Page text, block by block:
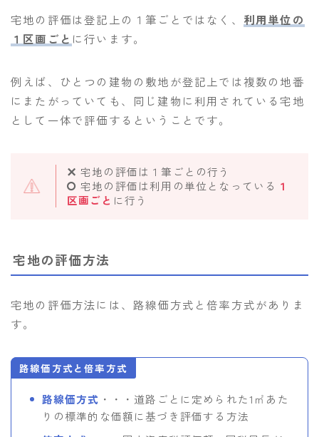
宅地の評価は登記上の１筆ごとではなく、 利用単位の
１区画ごと に行います。
例えば、ひとつの建物の敷地が登記上では複数の地番
にまたがっていても、同じ建物に利用されている宅地
として一体で評価するということです。
宅地の評価は１筆ごとの行う
宅地の評価は利用の単位となっている １
区画ごと に行う
宅地の評価方法
宅地の評価方法には、路線価方式と倍率方式がありま
す。
路線価方式と倍率方式
路線価方式 ・・・道路ごとに定められた1㎡あた
りの標準的な価額に基づき評価する方法